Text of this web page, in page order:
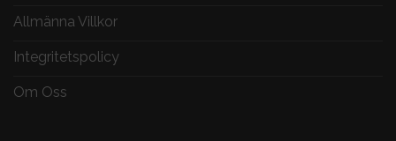
Allmänna Villkor
Integritetspolicy
Om Oss